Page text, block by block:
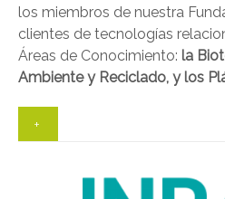
los miembros de nuestra
clientes de tecnologías
Áreas de Conocimiento: la
Ambiente y Reciclado, y los
+